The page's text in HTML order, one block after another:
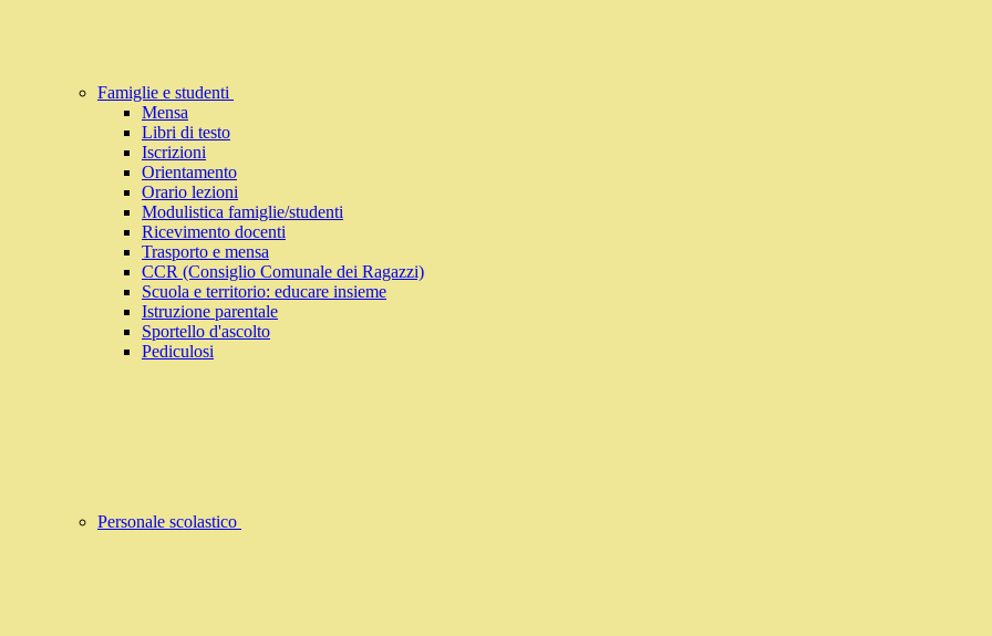
Famiglie e studenti
Mensa
Libri di testo
Iscrizioni
Orientamento
Orario lezioni
Modulistica famiglie/studenti
Ricevimento docenti
Trasporto e mensa
CCR (Consiglio Comunale dei Ragazzi)
Scuola e territorio: educare insieme
Istruzione parentale
Sportello d'ascolto
Pediculosi
Personale scolastico